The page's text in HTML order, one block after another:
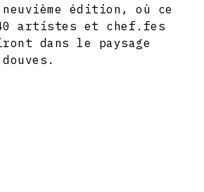
édition, où ce
artistes et chef.fes
dans le paysage